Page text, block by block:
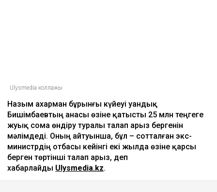
Ulysmedia коллажы
Назым Қахарман бұрынғы күйеуі Қуандық
Бишімбаевтың анасы өзіне қатысты 25 млн теңгеге
жуық сома өндіру туралы талап арыз бергенін
мәлімдеді. Оның айтуынша, бұл – сотталған экс-
министрдің отбасы кейінгі екі жылда өзіне қарсы
берген төртінші талап арыз, деп
хабарлайды Ulysmedia.kz.